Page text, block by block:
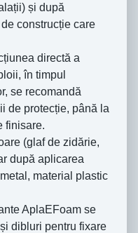
și după
construcție care
directă a
în timpul
se recomandă
de protecție, până la
finisare.
(glaf de zidărie,
după aplicarea
material plastic
AplaEFoam se
dibluri pentru fixare